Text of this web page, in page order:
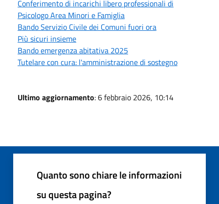
Conferimento di incarichi libero professionali di
Psicologo Area Minori e Famiglia
Bando Servizio Civile dei Comuni fuori ora
Più sicuri insieme
Bando emergenza abitativa 2025
Tutelare con cura: l'amministrazione di sostegno
Ultimo aggiornamento: 6 febbraio 2026, 10:14
Quanto sono chiare le informazioni
su questa pagina?